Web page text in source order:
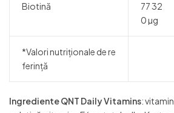
Biotină
77 32
0 µg
*Valori nutriționale de re
ferință
Ingrediente QNT Daily Vitamins: